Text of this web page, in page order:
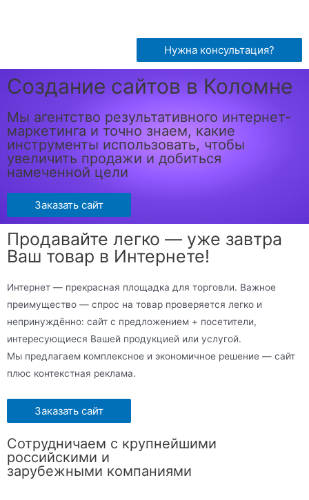
Нужна консультация?
Создание сайтов в Коломне
Мы агентство результативного интернет-
маркетинга и точно знаем, какие
инструменты использовать, чтобы
увеличить продажи и добиться
намеченной цели
Заказать сайт
Продавайте легко — уже завтра
Ваш товар в Интернете!
Интернет — прекрасная площадка для торговли. Важное
преимущество — спрос на товар проверяется легко и
непринуждённо: сайт с предложением + посетители,
интересующиеся Вашей продукцией или услугой.
Мы предлагаем комплексное и экономичное решение — сайт
плюс контекстная реклама.
Заказать сайт
Сотрудничаем с крупнейшими
российскими и
зарубежными компаниями